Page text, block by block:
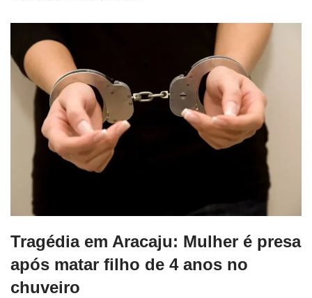
Tragédia em Aracaju: Mulher é presa
após matar filho de 4 anos no
chuveiro